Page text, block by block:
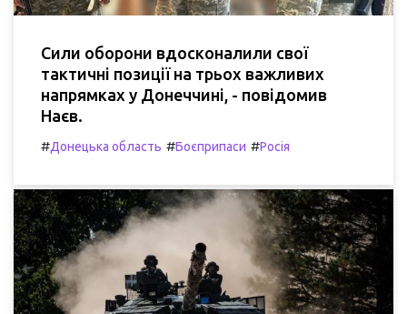
Сили оборони вдосконалили свої
тактичні позиції на трьох важливих
напрямках у Донеччині, - повідомив
Наєв.
#Донецька область #Боєприпаси #Росія